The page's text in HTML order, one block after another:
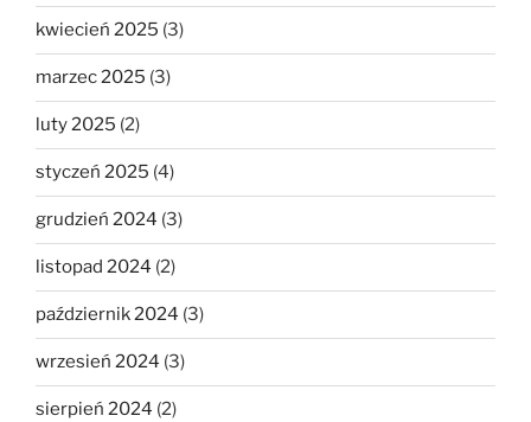
kwiecień 2025 (3)
marzec 2025 (3)
luty 2025 (2)
styczeń 2025 (4)
grudzień 2024 (3)
listopad 2024 (2)
październik 2024 (3)
wrzesień 2024 (3)
sierpień 2024 (2)